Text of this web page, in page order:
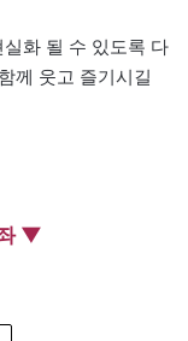
화 될 수 있도록 다
께 웃고 즐기시길
▼